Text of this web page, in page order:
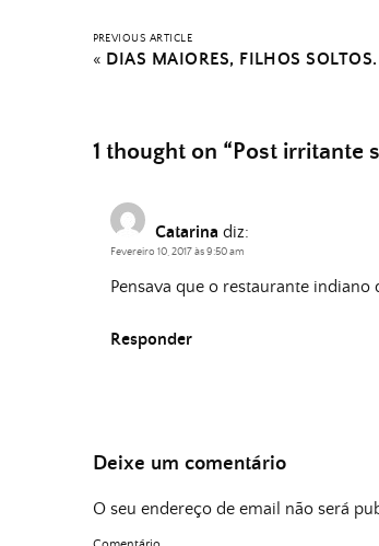
PREVIOUS ARTICLE
« DIAS MAIORES, FILHOS SOLTOS.
1 thought on “Post irritante
Catarina diz:
Fevereiro 10, 2017 às 9:50 am
Pensava que o restaurante indiano
Responder
Deixe um comentário
O seu endereço de email não será